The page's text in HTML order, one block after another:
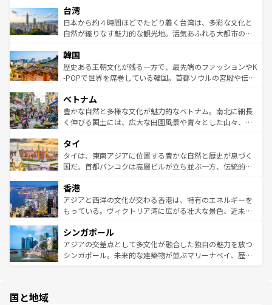
ならではの贅沢な旅のスタイルだ。 なお、新着のアメリカ
情報はコンテンツ一覧を参照してほしい。
れるおもてなしの心で訪れる人々を迎えてくれるハワイの
人々、おいしいローカルフードやハワイアンミュージッ
ク、伝統的なフラダンスなど、すべてがハワイの魅力を彩
ワイを、存分に味わってほしい。 なお、新着のハワイ情報
はコンテンツ一覧を参照してほしい。
リアリーフや大陸中央部にそびえるウルル（エアーズロッ
ク）、タスマニアの美しい原生林やケアンズの熱帯雨林な
ど、見どころがたくさん。また、カフェやワイン、オージ
いる。アクティビティも充実しており、サーフィンやダイ
ビング、ハイキングなど、アウトドア好きにはたまらな
い。オーストラリアの多彩な魅力を存分に味わいつくそ
参照してほしい。
台湾
日本から約４時間ほどでたどり着く台湾は、多彩な文化と
自然が織りなす魅力的な観光地。活気あふれる大都市の台
ン）、静ひつな山岳地帯である台湾東部など、都市の喧騒
と山間の静けさが共存しており、訪れる人に新しい発見と
驚きをもたらしてくれる。また、奥深い台湾の食文化も魅
容にもいいと評判のスイーツなど、バラエティ豊かな料理
が味わえる。 なお、新着の台湾情報は コンテンツ一覧を参
照してほしい。
韓国
歴史ある王朝文化が残る一方で、最先端のファッションやK
-POPで世界を席巻している韓国。首都ソウルの宮殿や伝統
き、地方に足を延ばせば四季折々の自然美を楽しむことが
できる。そして、キムチや焼肉、絶品のストリートフード
まで、さまざまな韓国料理が待っている。夜には、韓国な
リティに包まれながら、韓国の多彩な魅力を心ゆくまで味
わってみてほしい。 なお、新着の韓国情報はコンテンツ一
覧を参照してほしい。
ベトナム
豊かな自然と多様な文化が魅力的なベトナム。南北に細長
く伸びる国土には、広大な田園風景や青々とした山々、世
急速な発展と共に伝統が息づく。ハノイの古い町並みやホ
ーチミン市のフランス統治時代の建物も、独特の雰囲気を
醸し出している。また、バラエティの豊かさとおいしさで
とつ。フォーやバインミー、ベトナムコーヒーなどは、ぜ
ひ現地で味わいたい。どの地域を訪れてもあたたかい人々
が旅行者を迎えてくれるので、きっと忘れられない旅にな
参照してほしい。
タイ
タイは、東南アジアに位置する豊かな自然と歴史が息づく
国だ。首都バンコクは高層ビルが立ち並ぶ一方、伝統的な
の活気が交差している。北部ではチェンマイなどの山岳地
帯で自然と触れ合い、南部ではプーケットやクラビの美し
いビーチでリゾート気分を楽しむことができる。タイ料理
激する。気候は一年中温暖で、どの季節にも異なる楽しみ
が待っている。親しみやすいタイの人々、仏教を中心とし
た文化、そして多様な観光資源が、訪れる旅人を魅了し続
香港
アジアと西洋の文化が交わる香港は、特有のエネルギーを
もっている。ヴィクトリア湾に広がる壮大な景色、近未来
み、どこを訪れても感動するはず。観光スポットが密集し
ており、効率よく見どころを回れるのも魅力。息をのむよ
うな絶景から文化的な体験まで、香港を存分に楽しみ尽く
シンガポール
アジアの交差点として多文化が融合した独自の魅力を放つ
シンガポール。未来的な建築物が並ぶマリーナベイ、歴史
国と地域